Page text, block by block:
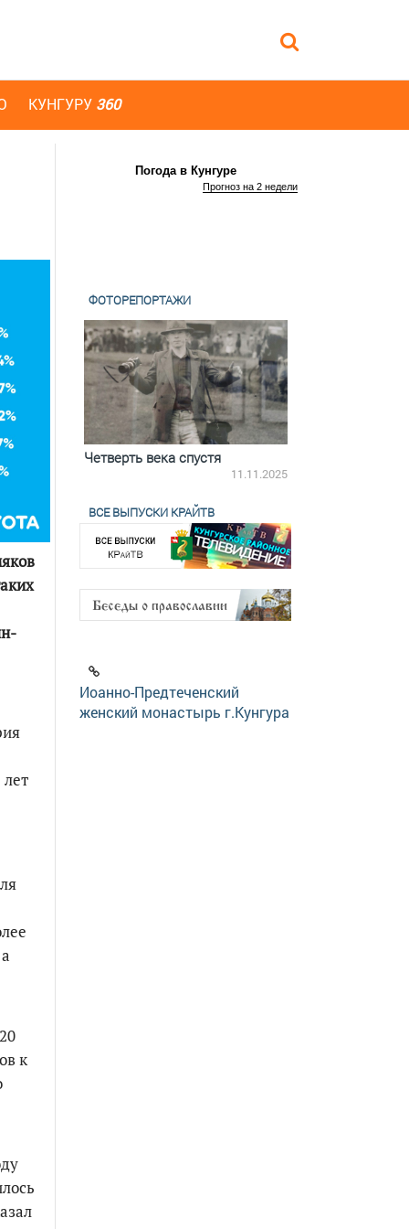
КУНГУРУ 360
к
Погода в Кунгуре
Прогноз на 2 недели
ФОТОРЕПОРТАЖИ
Четверть века спустя
11.11.2025
ВСЕ ВЫПУСКИ КРАЙТВ
Иоанно-Предтеченский
женский монастырь г.Кунгура